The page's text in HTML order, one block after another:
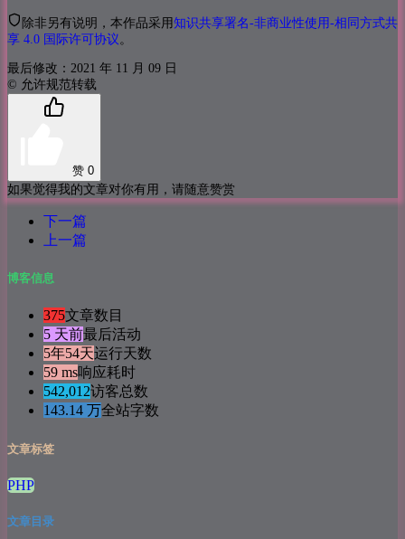
除非另有说明，本作品采用 知识共享署名-非商业性使用-相同方式共
享 4.0 国际许可协议。
最后修改：2021 年 11 月 09 日
© 允许规范转载
赞 0
如果觉得我的文章对你有用，请随意赞赏
下一篇
上一篇
博客信息
375文章数目
5 天前最后活动
5年54天运行天数
59 ms响应耗时
542,012访客总数
143.14 万全站字数
文章标签
PHP
文章目录